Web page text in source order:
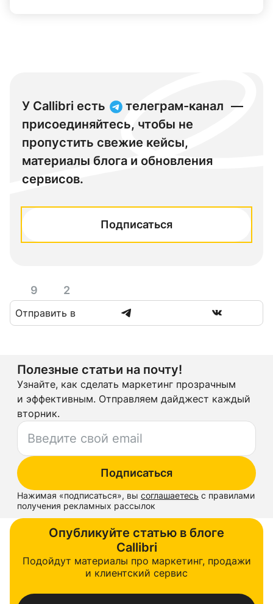
У Callibri есть телеграм-канал —
присоединяйтесь, чтобы не
пропустить свежие кейсы,
материалы блога и обновления
сервисов.
Подписаться
9 2
Отправить в
Полезные статьи на почту!
Узнайте, как сделать маркетинг прозрачным
и эффективным. Отправляем дайджест каждый
вторник.
Подписаться
Нажимая «подписаться», вы соглашаетесь с правилами
получения рекламных рассылок
Опубликуйте статью в блоге
Callibri
Подойдут материалы про маркетинг, продажи
и клиентский сервис